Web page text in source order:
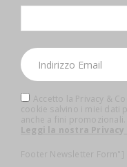
Accetto la Privacy &
cookie salvino i miei dati
anche a fini promozionali.
Leggi la nostra Privacy
Footer Newsletter Form"]